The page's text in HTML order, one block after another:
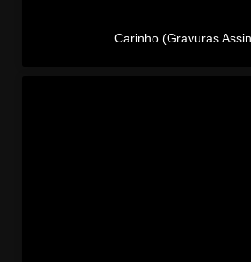
Carinho (Gravuras